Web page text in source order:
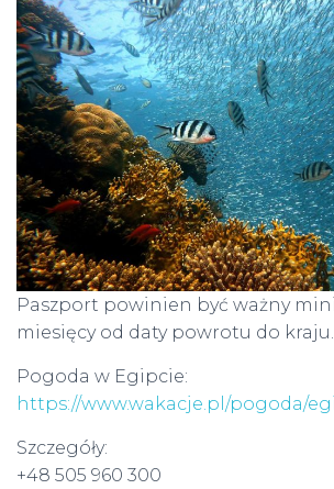
Paszport powinien być ważny
miesięcy od daty powrotu do kraju.
Pogoda w Egipcie:
https://www.wakacje.pl/pogoda/
Szczegóły:
+48 505 960 300